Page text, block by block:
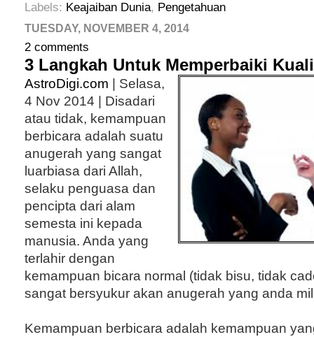
Labels: Keajaiban Dunia, Pengetahuan
TUESDAY, NOVEMBER 4, 2014
2 comments
3 Langkah Untuk Memperbaiki
AstroDigi.com | Selasa,
4 Nov 2014 | Disadari
atau tidak, kemampuan
berbicara adalah suatu
anugerah yang sangat
luarbiasa dari Allah,
selaku penguasa dan
pencipta dari alam
semesta ini kepada
manusia. Anda yang
terlahir dengan
kemampuan bicara normal (tidak bisu, tidak
sangat bersyukur akan anugerah yang anda
Kemampuan berbicara adalah kemampuan